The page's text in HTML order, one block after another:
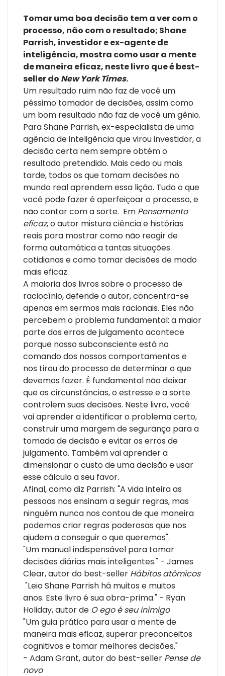
o que devemos fazer. É fundamental não deixar que as
circunstâncias, o estresse e a sorte controlem suas
decisões. Neste livro, você vai aprender a identificar o
problema certo, construir uma margem de segurança
para a tomada de decisão e evitar os erros de
julgamento. Também vai aprender a dimensionar o
custo de uma decisão e usar esse cálculo a seu favor.
Afinal, como diz Parrish: "A vida inteira as pessoas nos
ensinam a seguir regras, mas ninguém nunca nos
contou de que maneira podemos criar regras
poderosas que nos ajudem a conseguir o que
queremos".
"Um manual indispensável para tomar decisões diárias
mais inteligentes." - James Clear, autor do best-seller
Hábitos atômicos
"Leio Shane Parrish há muitos e muitos anos. Este livro é
sua obra-prima." - Ryan Holiday, autor deO ego é seu
inimigo
"Um guia prático para usar a mente de maneira mais
eficaz, superar preconceitos cognitivos e tomar melhores
decisões." - Adam Grant, autor do best-seller Pense de
novo
Tomar uma boa decisão tem a ver com o
processo, não com o resultado; Shane
Parrish, investidor e ex-agente de
inteligência, mostra como usar a mente
de maneira eficaz, neste livro que é best-
seller do New York Times.
Um resultado ruim não faz de você um
péssimo tomador de decisões, assim como
um bom resultado não faz de você um gênio.
Para Shane Parrish, ex-especialista de uma
agência de inteligência que virou investidor, a
decisão certa nem sempre obtém o
resultado pretendido. Mais cedo ou mais
tarde, todos os que tomam decisões no
mundo real aprendem essa lição. Tudo o que
você pode fazer é aperfeiçoar o processo, e
não contar com a sorte. Em Pensamento
eficaz, o autor mistura ciência e histórias
reais para mostrar como não reagir de
forma automática a tantas situações
cotidianas e como tomar decisões de modo
mais eficaz.
A maioria dos livros sobre o processo de
raciocínio, defende o autor, concentra-se
apenas em sermos mais racionais. Eles não
percebem o problema fundamental: a maior
parte dos erros de julgamento acontece
porque nosso subconsciente está no
comando dos nossos comportamentos e
nos tirou do processo de determinar o que
devemos fazer. É fundamental não deixar
que as circunstâncias, o estresse e a sorte
controlem suas decisões. Neste livro, você
vai aprender a identificar o problema certo,
construir uma margem de segurança para a
tomada de decisão e evitar os erros de
julgamento. Também vai aprender a
dimensionar o custo de uma decisão e usar
esse cálculo a seu favor.
Afinal, como diz Parrish: "A vida inteira as
pessoas nos ensinam a seguir regras, mas
ninguém nunca nos contou de que maneira
podemos criar regras poderosas que nos
ajudem a conseguir o que queremos".
"Um manual indispensável para tomar
decisões diárias mais inteligentes." - James
Clear, autor do best-seller Hábitos atômicos
"Leio Shane Parrish há muitos e muitos
anos. Este livro é sua obra-prima." - Ryan
Holiday, autor de O ego é seu inimigo
"Um guia prático para usar a mente de
maneira mais eficaz, superar preconceitos
cognitivos e tomar melhores decisões."
- Adam Grant, autor do best-seller Pense de
novo